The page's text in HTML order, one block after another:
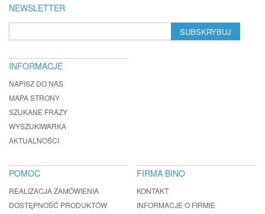
NEWSLETTER
SUBSKRYBUJ
INFORMACJE
NAPISZ DO NAS
MAPA STRONY
SZUKANE FRAZY
WYSZUKIWARKA
AKTUALNOŚCI
POMOC
REALIZACJA ZAMÓWIENIA
DOSTĘPNOŚĆ PRODUKTÓW
FIRMA BINO
KONTAKT
INFORMACJE O FIRMIE